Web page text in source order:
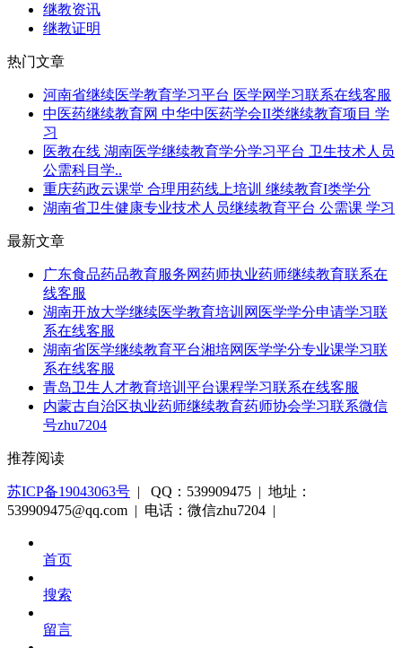
继教资讯
继教证明
热门文章
河南省继续医学教育学习平台 医学网学习联系在线客服
中医药继续教育网 中华中医药学会II类继续教育项目 学
习
医教在线 湖南医学继续教育学分学习平台 卫生技术人员
公需科目学..
重庆药政云课堂 合理用药线上培训 继续教育I类学分
湖南省卫生健康专业技术人员继续教育平台 公需课 学习
最新文章
广东食品药品教育服务网药师执业药师继续教育联系在
线客服
湖南开放大学继续医学教育培训网医学学分申请学习联
系在线客服
湖南省医学继续教育平台湘培网医学学分专业课学习联
系在线客服
青岛卫生人才教育培训平台课程学习联系在线客服
内蒙古自治区执业药师继续教育药师协会学习联系微信
号zhu7204
推荐阅读
苏ICP备19043063号 | QQ：539909475 | 地址：
539909475@qq.com | 电话：微信zhu7204 |
首页
搜索
留言